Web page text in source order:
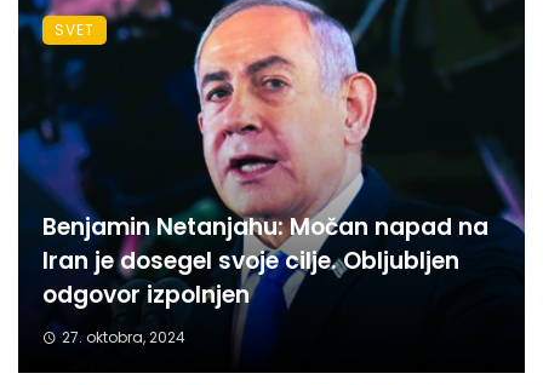
Benjamin Netanjahu: Močan napad na
Iran je dosegel svoje cilje. Obljubljen
odgovor izpolnjen
27. oktobra, 2024
SVET